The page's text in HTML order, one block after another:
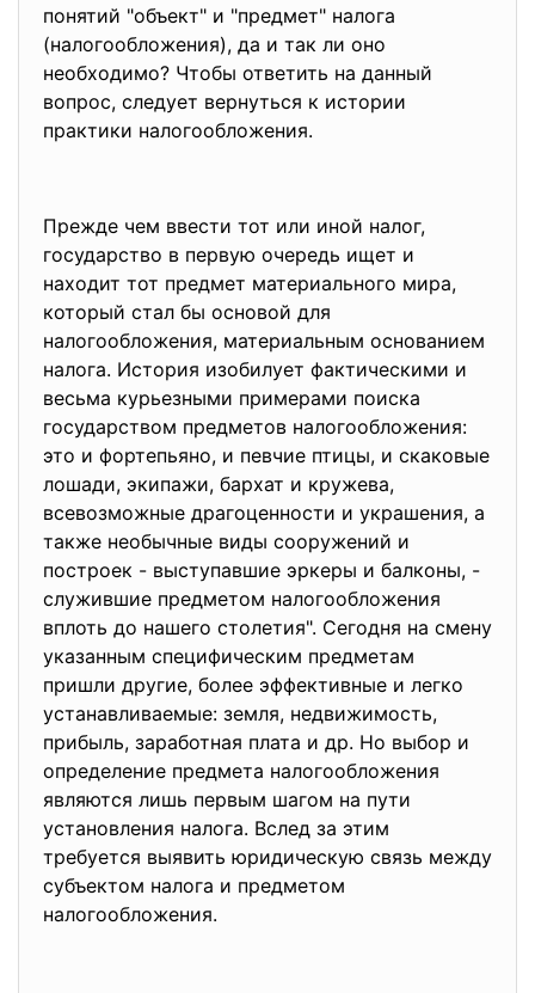
понятий "объект" и "предмет" налога
(налогообложения), да и так ли оно
необходимо? Чтобы ответить на данный
вопрос, следует вернуться к истории
практики налогообложения.
Прежде чем ввести тот или иной налог,
государство в первую очередь ищет и
находит тот предмет материального мира,
который стал бы основой для
налогообложения, материальным основанием
налога. История изобилует фактическими и
весьма курьезными примерами поиска
государством предметов налогообложения:
это и фортепьяно, и певчие птицы, и скаковые
лошади, экипажи, бархат и кружева,
всевозможные драгоценности и украшения, а
также необычные виды сооружений и
построек - выступавшие эркеры и балконы, -
служившие предметом налогообложения
вплоть до нашего столетия". Сегодня на смену
указанным специфическим предметам
пришли другие, более эффективные и легко
устанавливаемые: земля, недвижимость,
прибыль, заработная плата и др. Но выбор и
определение предмета налогообложения
являются лишь первым шагом на пути
установления налога. Вслед за этим
требуется выявить юридическую связь между
субъектом налога и предметом
налогообложения.